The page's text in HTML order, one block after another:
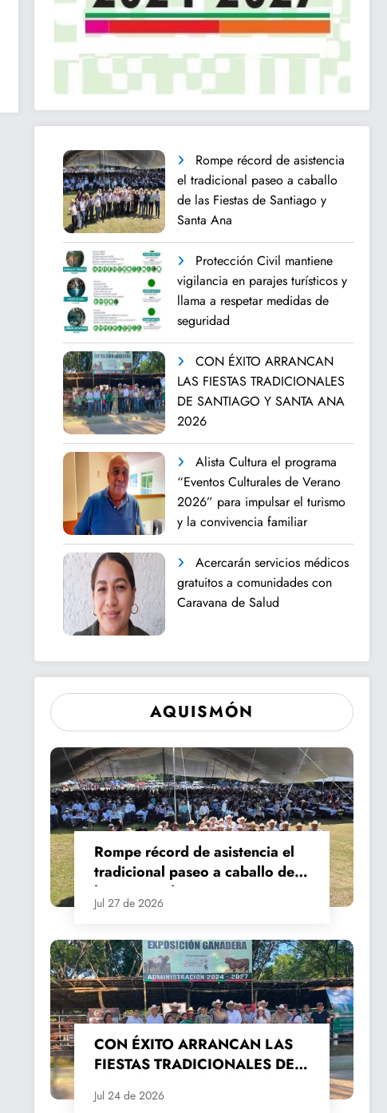
Rompe récord de asistencia
el tradicional paseo a caballo
de las Fiestas de Santiago y
Santa Ana
Protección Civil mantiene
vigilancia en parajes turísticos y
llama a respetar medidas de
seguridad
CON ÉXITO ARRANCAN
LAS FIESTAS TRADICIONALES
DE SANTIAGO Y SANTA ANA
2026
Alista Cultura el programa
“Eventos Culturales de Verano
2026” para impulsar el turismo
y la convivencia familiar
Acercarán servicios médicos
gratuitos a comunidades con
Caravana de Salud
AQUISMÓN
Rompe récord de asistencia el
tradicional paseo a caballo de
las Fiestas de Santiago y Santa
Ana
Jul 27 de 2026
CON ÉXITO ARRANCAN LAS
FIESTAS TRADICIONALES DE
2026
Jul 24 de 2026